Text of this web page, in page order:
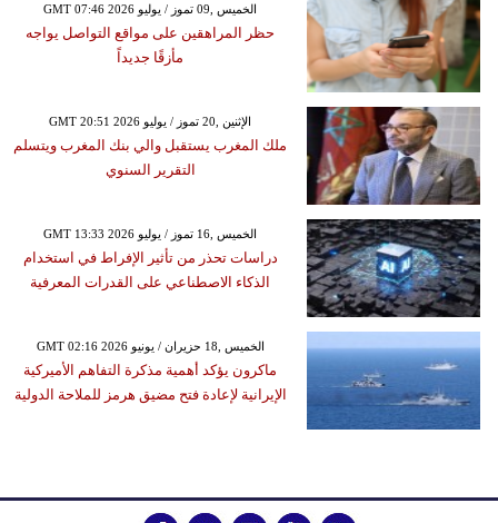
GMT 07:46 2026 الخميس ,09 تموز / يوليو
حظر المراهقين على مواقع التواصل يواجه
مأزقًا جديداً
GMT 20:51 2026 الإثنين ,20 تموز / يوليو
ملك المغرب يستقبل والي بنك المغرب ويتسلم
التقرير السنوي
GMT 13:33 2026 الخميس ,16 تموز / يوليو
دراسات تحذر من تأثير الإفراط في استخدام
الذكاء الاصطناعي على القدرات المعرفية
GMT 02:16 2026 الخميس ,18 حزيران / يونيو
ماكرون يؤكد أهمية مذكرة التفاهم الأميركية
الإيرانية لإعادة فتح مضيق هرمز للملاحة الدولية